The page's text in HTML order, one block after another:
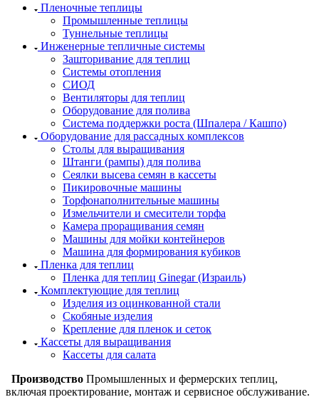
Пленочные теплицы
Промышленные теплицы
Туннельные теплицы
Инженерные тепличные системы
Зашторивание для теплиц
Системы отопления
СИОД
Вентиляторы для теплиц
Оборудование для полива
Система поддержки роста (Шпалера / Кашпо)
Оборудование для рассадных комплексов
Столы для выращивания
Штанги (рампы) для полива
Сеялки высева семян в кассеты
Пикировочные машины
Торфонаполнительные машины
Измельчители и смесители торфа
Камера проращивания семян
Машины для мойки контейнеров
Машина для формирования кубиков
Пленка для теплиц
Пленка для теплиц Ginegar (Израиль)
Комплектующие для теплиц
Изделия из оцинкованной стали
Скобяные изделия
Крепление для пленок и сеток
Кассеты для выращивания
Кассеты для салата
Производство Промышленных и фермерских теплиц,
включая проектирование, монтаж и сервисное обслуживание.